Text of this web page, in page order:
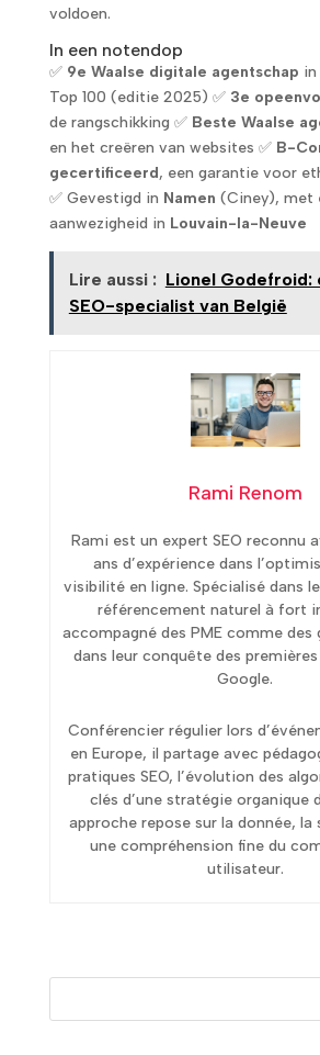
voldoen.
In een notendop
✅ 9e Waalse digitale agentschap
Top 100 (editie 2025) ✅ 3e
de rangschikking ✅ Beste Waalse
en het creëren van websites ✅ B-
gecertificeerd, een garantie voor
✅ Gevestigd in Namen (Ciney), met
aanwezigheid in Louvain-la-Neuve
Lire aussi : Lionel Godefroid:
SEO-specialist van België
Rami Renom
Rami est un expert SEO reconnu
ans d’expérience dans
visibilité en ligne. Spécialisé dans
référencement naturel à fort
accompagné des PME comme des
dans leur conquête des
Google.
Conférencier régulier lors
en Europe, il partage avec
pratiques SEO, l’évolution des
clés d’une stratégie organique
approche repose sur la donnée, la
une compréhension fine du
utilisateur.